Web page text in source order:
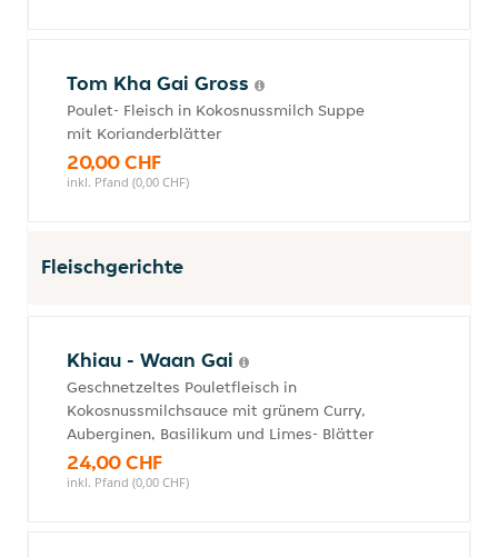
Tom Kha Gai Gross
Poulet- Fleisch in Kokosnussmilch Suppe
mit Korianderblätter
20,00 CHF
inkl. Pfand (0,00 CHF)
Fleischgerichte
Khiau - Waan Gai
Geschnetzeltes Pouletfleisch in
Kokosnussmilchsauce mit grünem Curry,
Auberginen, Basilikum und Limes- Blätter
24,00 CHF
inkl. Pfand (0,00 CHF)